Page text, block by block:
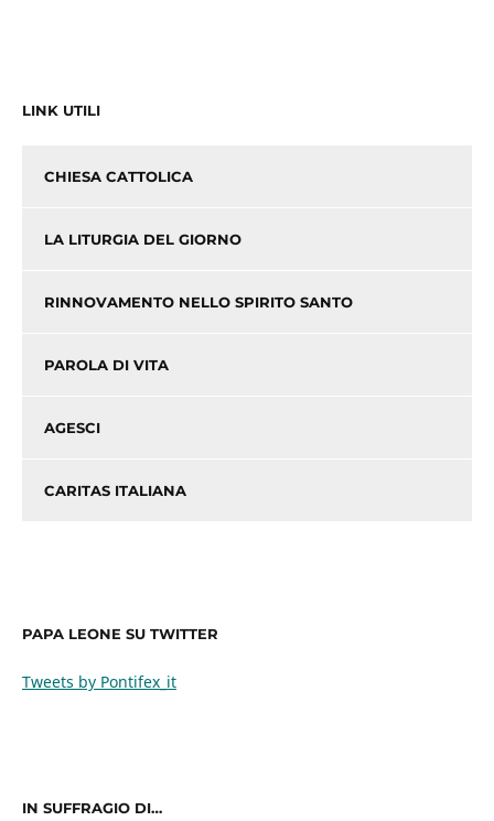
LINK UTILI
CHIESA CATTOLICA
LA LITURGIA DEL GIORNO
RINNOVAMENTO NELLO SPIRITO SANTO
PAROLA DI VITA
AGESCI
CARITAS ITALIANA
PAPA LEONE SU TWITTER
Tweets by Pontifex_it
IN SUFFRAGIO DI…